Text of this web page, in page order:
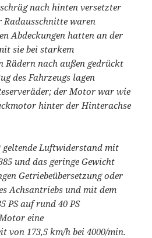
nach hinten versetzter
waren
Abdeckungen hatten an der
sie bei starkem
Rädern nach außen gedrückt
des Fahrzeugs lagen
der Motor war wie
hinter der Hinterachse
geltende Luftwiderstand mit
und das geringe Gewicht
Getriebeübersetzung oder
Achsantriebs und mit dem
PS auf rund 40 PS
eine
von 173,5 km/h bei 4000/min.